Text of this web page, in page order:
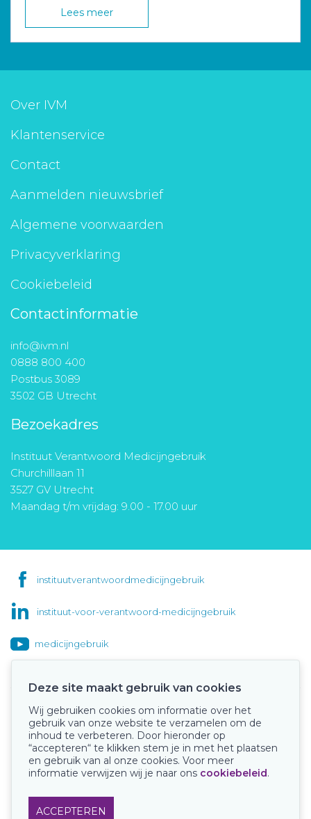
Lees meer
Over IVM
Klantenservice
Contact
Aanmelden nieuwsbrief
Algemene voorwaarden
Privacyverklaring
Cookiebeleid
Contactinformatie
info@ivm.nl
0888 800 400
Postbus 3089
3502 GB Utrecht
Bezoekadres
Instituut Verantwoord Medicijngebruik
Churchilllaan 11
3527 GV Utrecht
Maandag t/m vrijdag: 9.00 - 17.00 uur
instituutverantwoordmedicijngebruik
instituut-voor-verantwoord-medicijngebruik
medicijngebruik
Onze keurmerken
Deze site maakt gebruik van cookies
Wij gebruiken cookies om informatie over het
gebruik van onze website te verzamelen om de
inhoud te verbeteren. Door hieronder op
“accepteren“ te klikken stem je in met het plaatsen
en gebruik van al onze cookies. Voor meer
informatie verwijzen wij je naar ons cookiebeleid.
ACCEPTEREN